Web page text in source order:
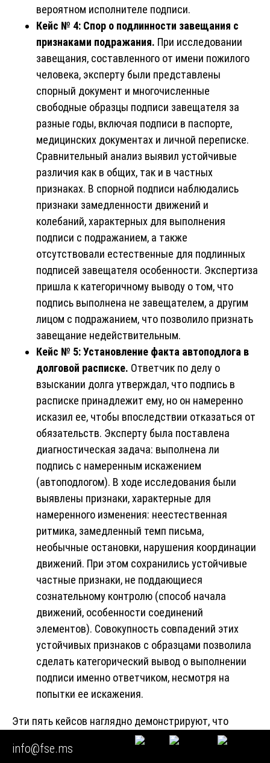
вероятном исполнителе подписи.
Кейс № 4: Спор о подлинности завещания с
признаками подражания. При исследовании
завещания, составленного от имени пожилого
человека, эксперту были представлены
спорный документ и многочисленные
свободные образцы подписи завещателя за
разные годы, включая подписи в паспорте,
медицинских документах и личной переписке.
Сравнительный анализ выявил устойчивые
различия как в общих, так и в частных
признаках. В спорной подписи наблюдались
признаки замедленности движений и
колебаний, характерных для выполнения
подписи с подражанием, а также
отсутствовали естественные для подлинных
подписей завещателя особенности. Экспертиза
пришла к категоричному выводу о том, что
подпись выполнена не завещателем, а другим
лицом с подражанием, что позволило признать
завещание недействительным.
Кейс № 5: Установление факта автоподлога в
долговой расписке. Ответчик по делу о
взыскании долга утверждал, что подпись в
расписке принадлежит ему, но он намеренно
исказил ее, чтобы впоследствии отказаться от
обязательств. Эксперту была поставлена
диагностическая задача: выполнена ли
подпись с намеренным искажением
(автоподлогом). В ходе исследования были
выявлены признаки, характерные для
намеренного изменения: неестественная
ритмика, замедленный темп письма,
необычные остановки, нарушения координации
движений. При этом сохранились устойчивые
частные признаки, не поддающиеся
сознательному контролю (способ начала
движений, особенности соединений
элементов). Совокупность совпадений этих
устойчивых признаков с образцами позволила
сделать категорический вывод о выполнении
подписи именно ответчиком, несмотря на
попытки ее искажения.
Эти пять кейсов наглядно демонстрируют, что
графологическая экспертиза подписей
является
сложнейшим исследованием, успех которого
info@fse.ms